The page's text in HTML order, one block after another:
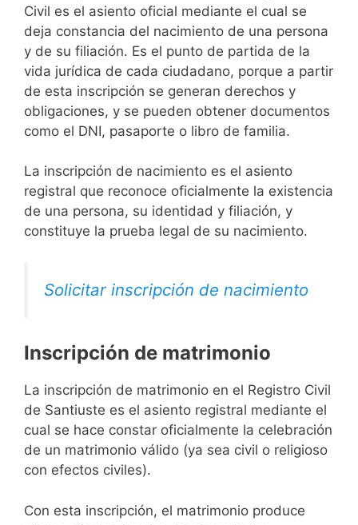
Civil es el asiento oficial mediante el cual se
deja constancia del nacimiento de una persona
y de su filiación. Es el punto de partida de la
vida jurídica de cada ciudadano, porque a partir
de esta inscripción se generan derechos y
obligaciones, y se pueden obtener documentos
como el DNI, pasaporte o libro de familia.
La inscripción de nacimiento es el asiento
registral que reconoce oficialmente la existencia
de una persona, su identidad y filiación, y
constituye la prueba legal de su nacimiento.
Solicitar inscripción de nacimiento
Inscripción de matrimonio
La inscripción de matrimonio en el Registro Civil
de Santiuste es el asiento registral mediante el
cual se hace constar oficialmente la celebración
de un matrimonio válido (ya sea civil o religioso
con efectos civiles).
Con esta inscripción, el matrimonio produce